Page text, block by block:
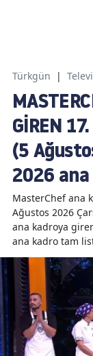
Türkgün |
GİREN
(5
2026
MasterChef ana
Ağustos 2026
ana kadroya
ana kadro tam